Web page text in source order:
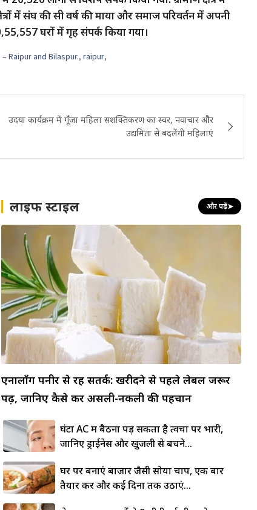
में संघ की सी वर्ष की माया और समाज परिवर्तन में अपनी
घरों में गृह संपर्क किया गया।
Raipur and Bilaspur., raipur,
उदया कार्यक्रम में गूँजा महिला सशक्तिकरण का स्वर, नवाचार और
उद्यमिता से बदलेंगी महिलाएं
लाइफ स्टाइल और पढ़ें➤
एनालॉग पनीर से रहें सतर्क: खरीदने से पहले लेबल जरूर
पढ़ें, जानिए कैसे करें असली-नकली की पहचान
घंटों AC में बैठना पड़ सकता है त्वचा पर भारी,
जानिए ड्राईनेस और खुजली से बचने...
घर पर बनाएं बाजार जैसी सोया चाप, एक बार
तैयार करें और कई दिनों तक उठाएं...